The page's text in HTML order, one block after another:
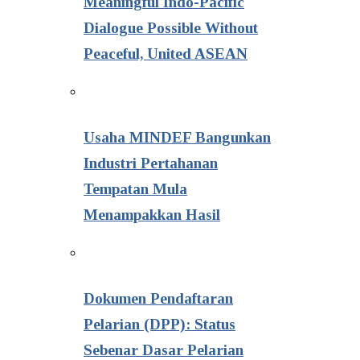
Dialogue Possible Without
Peaceful, United ASEAN
Usaha MINDEF Bangunkan
Industri Pertahanan
Tempatan Mula
Menampakkan Hasil
Dokumen Pendaftaran
Pelarian (DPP): Status
Sebenar Dasar Pelarian